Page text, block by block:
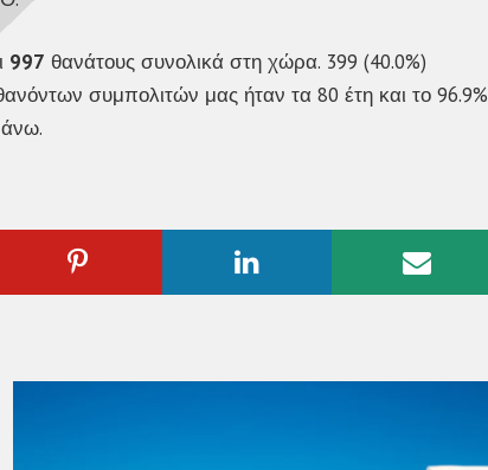
997 θανάτους συνολικά στη χώρα. 399 (40.0%)
συμπολιτών μας ήταν τα 80 έτη και το 96.9%
άνω.
Pinterest Linkedin